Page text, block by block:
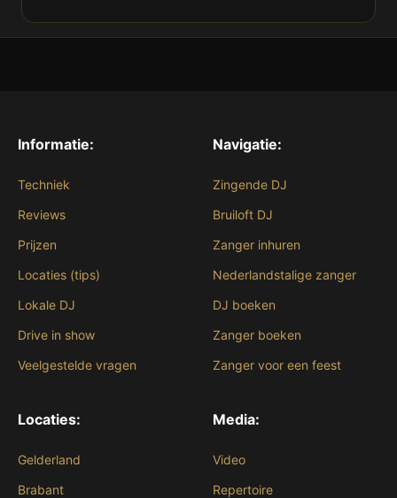
Informatie:
Techniek
Reviews
Prijzen
Locaties (tips)
Lokale DJ
Drive in show
Veelgestelde vragen
Navigatie:
Zingende DJ
Bruiloft DJ
Zanger inhuren
Nederlandstalige zanger
DJ boeken
Zanger boeken
Zanger voor een feest
Locaties:
Gelderland
Brabant
Media:
Video
Repertoire